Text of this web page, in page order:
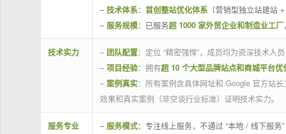
–技术体系： 首创整站优化体系 （营销型独立站建站
– 服务规模：已服务超 1000 家外贸企业和制造业工厂
技术实力 – 团队配置：定位 “精密强悍”，成员均为资深技术人
– 项目经验：拥有超 10 个大型品牌站点和商城平台优
– 案例真实：所有案例含具体网址和 Google 官方站长
效果和真实案例（非空谈行业标准）证明技术实力。
服务专业
– 服务模式：专注线上服务，不通过 “本地 / 线下服